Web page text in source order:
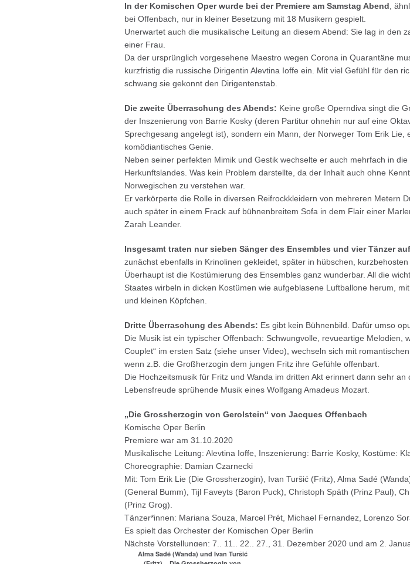
In der Komischen Oper wurde bei der Premiere am Samstag Abend ,
bei Offenbach, nur in kleiner Besetzung mit 18 Musikern gespielt.
Unerwartet auch die musikalische Leitung an diesem Abend: Sie lag in den
einer Frau.
Da der ursprünglich vorgesehene Maestro wegen Corona in Quarantäne
kurzfristig die russische Dirigentin Alevtina Ioffe ein. Mit viel Gefühl für den
schwang sie gekonnt den Dirigentenstab.
Die zweite Überraschung des Abends: Keine große Operndiva singt die
der Inszenierung von Barrie Kosky (deren Partitur ohnehin nur auf eine
Sprechgesang angelegt ist), sondern ein Mann, der Norweger Tom Erik Lie,
komödiantisches Genie.
Neben seiner perfekten Mimik und Gestik wechselte er auch mehrfach in
Herkunftslandes. Was kein Problem darstellte, da der Inhalt auch ohne
Norwegischen zu verstehen war.
Er verkörperte die Rolle in diversen Reifrockkleidern von mehreren Metern
auch später in einem Frack auf bühnenbreitem Sofa in dem Flair einer
Zarah Leander.
Insgesamt traten nur sieben Sänger des Ensembles und vier Tänzer
zunächst ebenfalls in Krinolinen gekleidet, später in hübschen, kurzbehosten
Überhaupt ist die Kostümierung des Ensembles ganz wunderbar. All die
Staates wirbeln in dicken Kostümen wie aufgeblasene Luftballone herum,
und kleinen Köpfchen.
Dritte Überraschung des Abends: Es gibt kein Bühnenbild. Dafür umso
Die Musik ist ein typischer Offenbach: Schwungvolle, revueartige Melodien,
Couplet“ im ersten Satz (siehe unser Video), wechseln sich mit
wenn z.B. die Großherzogin dem jungen Fritz ihre Gefühle offenbart.
Die Hochzeitsmusik für Fritz und Wanda im dritten Akt erinnert dann sehr an
Lebensfreude sprühende Musik eines Wolfgang Amadeus Mozart.
„Die Grossherzogin von Gerolstein“ von Jacques Offenbach
Komische Oper Berlin
Premiere war am 31.10.2020
Musikalische Leitung: Alevtina Ioffe, Inszenierung: Barrie Kosky, Kostüme:
Choreographie: Damian Czarnecki
Mit: Tom Erik Lie (Die Grossherzogin), Ivan Turšić (Fritz), Alma Sadé
(General Bumm), Tijl Faveyts (Baron Puck), Christoph Späth (Prinz Paul),
(Prinz Grog).
Tänzer*innen: Mariana Souza, Marcel Prét, Michael Fernandez, Lorenzo
Es spielt das Orchester der Komischen Oper Berlin
Nächste Vorstellungen: 7., 11., 22., 27., 31. Dezember 2020 und am 2.
Alma Sadé (Wanda) und Ivan Turšić